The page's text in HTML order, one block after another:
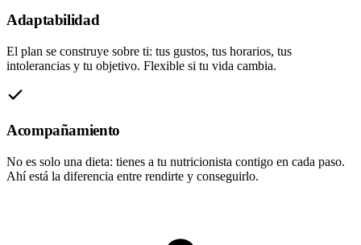
Adaptabilidad
El plan se construye sobre ti: tus gustos, tus horarios, tus
intolerancias y tu objetivo. Flexible si tu vida cambia.
Acompañamiento
No es solo una dieta: tienes a tu nutricionista contigo en cada paso.
Ahí está la diferencia entre rendirte y conseguirlo.